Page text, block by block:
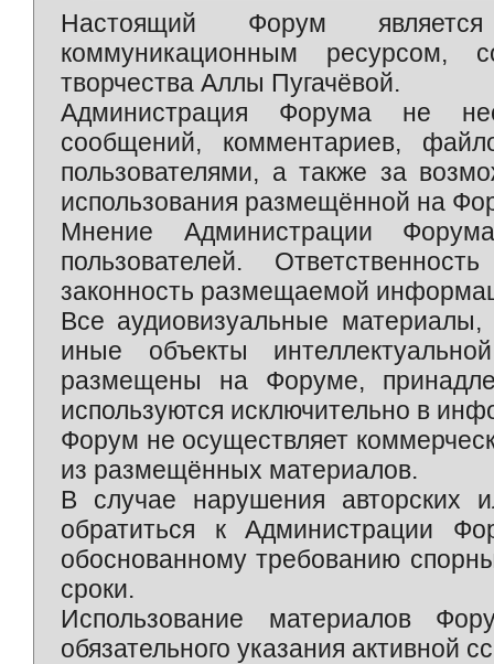
Настоящий Форум является
коммуникационным ресурсом,
творчества Аллы Пугачёвой.
Администрация Форума не
сообщений, комментариев,
пользователями, а также за
использования размещённой на
Мнение Администрации
пользователей.
законность размещаемой
Все аудиовизуальные
иные объекты
размещены на Форуме,
используются исключительно в
Форум не осуществляет
из размещённых материалов.
В случае нарушения авторских
обратиться к Администрации
обоснованному требованию
сроки.
Использование материалов
обязательного указания активной